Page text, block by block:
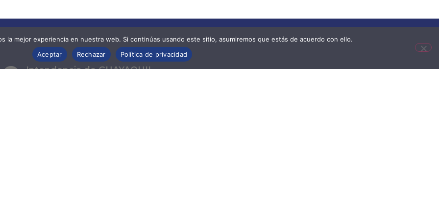
Intendencia de GUAYAQUIL
la mejor experiencia en nuestra web. Si continúas usando este sitio, asumiremos que estás de acuerdo con ello.
Aceptar
Rechazar Política de privacidad